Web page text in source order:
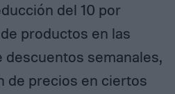
del 10 por
productos en las
descuentos semanales,
de precios en ciertos